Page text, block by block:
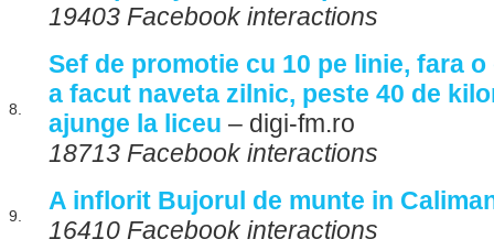
19403 Facebook interactions
8.
Sef de promotie cu 10 pe linie, fara
a facut naveta zilnic, peste 40 de
ajunge la liceu – digi-fm.ro
18713 Facebook interactions
9.
A inflorit Bujorul de munte in
16410 Facebook interactions